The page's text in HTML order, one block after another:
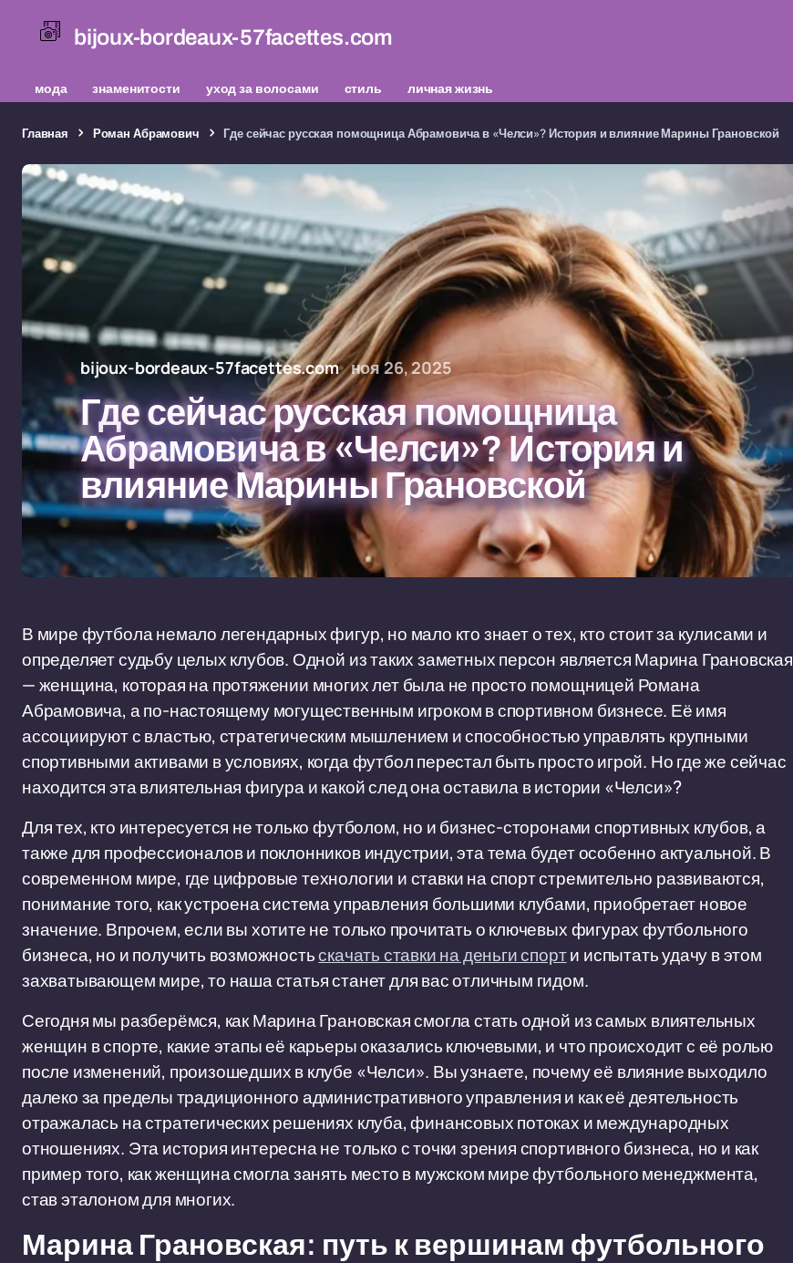
bijoux-bordeaux-57facettes.com
мода знаменитости уход за волосами стиль личная жизнь
Главная Роман Абрамович Где сейчас русская помощница Абрамовича в «Челси»? История и влияние Марины Грановской
bijoux-bordeaux-57facettes.com ноя 26, 2025
Где сейчас русская помощница
Абрамовича в «Челси»? История и
влияние Марины Грановской
В мире футбола немало легендарных фигур, но мало кто знает о тех, кто стоит за кулисами и
определяет судьбу целых клубов. Одной из таких заметных персон является Марина Грановская
— женщина, которая на протяжении многих лет была не просто помощницей Романа
Абрамовича, а по-настоящему могущественным игроком в спортивном бизнесе. Её имя
ассоциируют с властью, стратегическим мышлением и способностью управлять крупными
спортивными активами в условиях, когда футбол перестал быть просто игрой. Но где же сейчас
находится эта влиятельная фигура и какой след она оставила в истории «Челси»?
Для тех, кто интересуется не только футболом, но и бизнес-сторонами спортивных клубов, а
также для профессионалов и поклонников индустрии, эта тема будет особенно актуальной. В
современном мире, где цифровые технологии и ставки на спорт стремительно развиваются,
понимание того, как устроена система управления большими клубами, приобретает новое
значение. Впрочем, если вы хотите не только прочитать о ключевых фигурах футбольного
бизнеса, но и получить возможностьскачать ставки на деньги спорти испытать удачу в этом
захватывающем мире, то наша статья станет для вас отличным гидом.
Сегодня мы разберёмся, как Марина Грановская смогла стать одной из самых влиятельных
женщин в спорте, какие этапы её карьеры оказались ключевыми, и что происходит с её ролью
после изменений, произошедших в клубе «Челси». Вы узнаете, почему её влияние выходило
далеко за пределы традиционного административного управления и как её деятельность
отражалась на стратегических решениях клуба, финансовых потоках и международных
отношениях. Эта история интересна не только с точки зрения спортивного бизнеса, но и как
пример того, как женщина смогла занять место в мужском мире футбольного менеджмента,
став эталоном для многих.
Марина Грановская: путь к вершинам футбольного